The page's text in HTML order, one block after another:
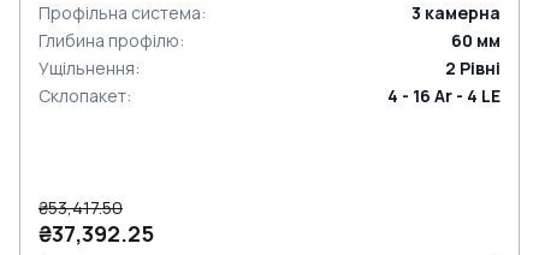
Профільна система: 3 камерна
Глибина профілю: 60 мм
Ущільнення: 2 Рівні
Склопакет: 4 - 16 Ar - 4 LE
₴53,417.50
₴37,392.25